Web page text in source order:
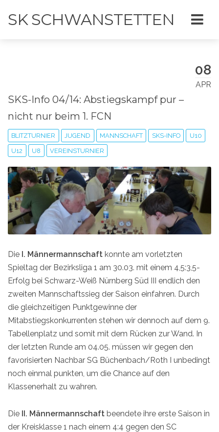
SK SCHWANSTETTEN
08
APR
SKS-Info 04/14: Abstiegskampf pur –
nicht nur beim 1. FCN
BLITZTURNIER JUGEND MANNSCHAFT SKS-INFO U10
U12 U8 VEREINSTURNIER
Die I. Männermannschaft konnte am vorletzten
Spieltag der Bezirksliga 1 am 30.03. mit einem 4,5:3,5-
Erfolg bei Schwarz-Weiß Nürnberg Süd III endlich den
zweiten Mannschaftssieg der Saison einfahren. Durch
die gleichzeitigen Punktgewinne der
Mitabstiegskonkurrenten stehen wir dennoch auf dem 9.
Tabellenplatz und somit mit dem Rücken zur Wand. In
der letzten Runde am 04.05. müssen wir gegen den
favorisierten Nachbar SG Büchenbach/Roth I unbedingt
noch einmal punkten, um die Chance auf den
Klassenerhalt zu wahren.
Die II. Männermannschaft beendete ihre erste Saison in
der Kreisklasse 1 nach einem 4:4 gegen den SC